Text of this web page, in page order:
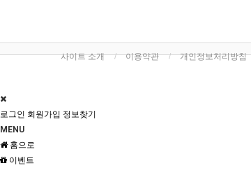
사이트 소개 이용약관 개인정보처리방침
로그인 회원가입 정보찾기
MENU
홈으로
이벤트